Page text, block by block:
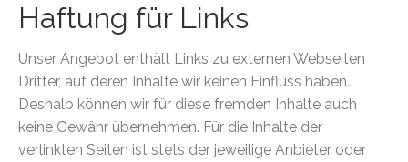
Haftung für Links
Unser Angebot enthält Links zu externen Webseiten
Dritter, auf deren Inhalte wir keinen Einfluss haben.
Deshalb können wir für diese fremden Inhalte auch
keine Gewähr übernehmen. Für die Inhalte der
verlinkten Seiten ist stets der jeweilige Anbieter oder